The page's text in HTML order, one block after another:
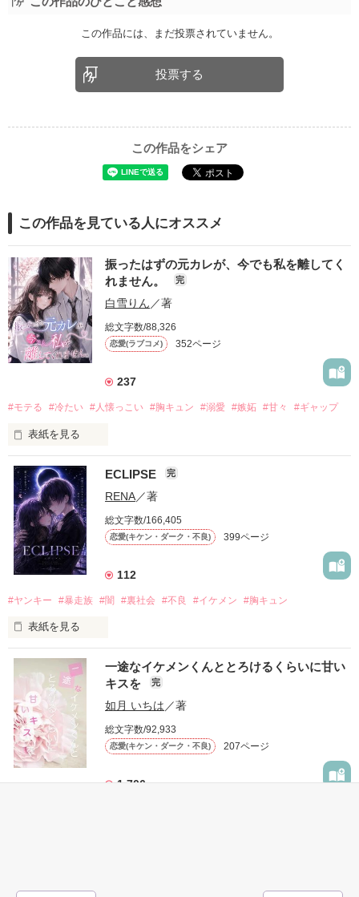
この作品には、まだ投票されていません。
投票する
この作品をシェア
この作品を見ている人にオススメ
振ったはずの元カレが、今でも私を離してく
れません。
完
白雪りん ／著
総文字数/88,326
恋愛(ラブコメ) 352ページ
237
#モテる #冷たい #人懐っこい #胸キュン #溺愛 #嫉妬 #甘々 #ギャップ
表紙を見る
「好きだったから、別れを選んだ。」
モテる人を好きになるのが怖かった。
だから私は、中学時代に大好きだった彼を自分から振った。
もう会うことはないと思っていたのに、
高校生になって再会した彼は、隣の学校で”王子様”と呼ばれる
他の女の子には冷たいのに
私にだけ昔と変わらない笑顔を向けてくる。
「澪ちゃん。」
それは止まっていた恋が再び動き始める合図──。
✨.ﾟ･*..☆.｡.:*✨.☆.｡.:. *:ﾟ✨.ﾟ･*..☆.｡.:*✨
篠宮光-ShinomiyaHikaru
ECLIPSE 完
RENA／著
総文字数/166,405
恋愛(キケン・ダーク・不良) 399ページ
112
#ヤンキー #暴走族 #闇 #裏社会 #不良 #イケメン #胸キュン
表紙を見る
表紙画像はAIです
作品を読む
一途なイケメンくんととろけるくらいに甘い
キスを
完
如月 いちは／著
総文字数/92,933
恋愛(キケン・ダーク・不良) 207ページ
1,706